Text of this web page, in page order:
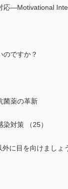
―Motivational
ですか？
薬の革新
対策 （25）
に目を向けましょ